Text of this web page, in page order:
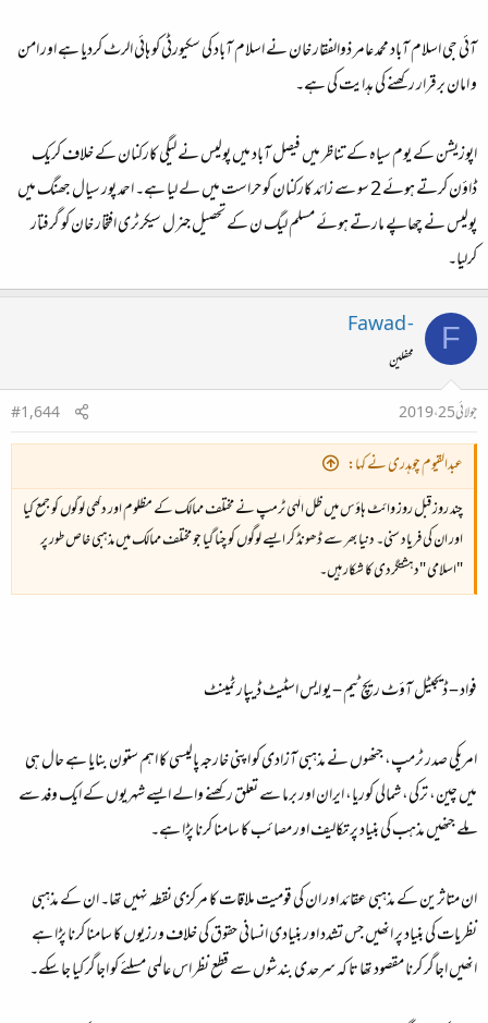
آئی جی اسلام آباد محمد عامر ذوالفقار خان نے اسلام آباد کی سکیورٹی کو ہائی الرٹ کردیا ہے اور امن
و امان برقرار رکھنے کی ہدایت کی ہے۔
اپوزیشن کے یوم سیاہ کے تناظر میں فیصل آباد میں پولیس نے لیگی کارکنان کے خلاف کریک
ڈاؤن کرتے ہوئے 2 سو سے زائد کارکنان کو حراست میں لے لیا ہے۔ احمد پور سیال جھنگ میں
پولیس نے چھاپے مارتے ہوئے مسلم لیگ ن کے تحصیل جنرل سیکرٹری افتخار خان کو گرفتار
کرلیا۔
F
Fawad -
محفلین
جولائی 25، 2019
#1,644
عبدالقیوم چوہدری نے کہا:
چند روز قبل روز وائٹ ہاؤس میں ظل الٰہی ٹرمپ نے مختلف ممالک کے مظلوم اور دکھی لوگوں کو جمع کیا
اور ان کی فریاد سنی۔ دنیا بھر سے ڈھونڈ کر ایسے لوگوں کو چنا گیا جو مختلف ممالک میں مذہبی خاص طور پر
"اسلامی "دہشتگردی کا شکار ہیں۔
فواد – ڈيجيٹل آؤٹ ريچ ٹيم – يو ايس اسٹيٹ ڈيپارٹمينٹ
امريکی صدر ٹرمپ، جنھوں نے مذہبی آزادی کو اپنی خارجہ پاليسی کا اہم ستون بنايا ہے حال ہی
ميں چين، ترکی، شمالی کوريا، ايران اور برما سے تعلق رکھنے والے ايسے شہريوں کے ايک وفد سے
ملے جنھيں مذہب کی بنياد پر تکاليف اور مصائب کا سامنا کرنا پڑا ہے۔
ان متاثرين کے مذہبی عقائد اور ان کی قوميت ملاقات کا مرکزی نقطہ نہيں تھا۔ ان کے مذہبی
نظريات کی بنياد پر انھيں جس تشدد اور بنيادی انسانی حقوق کی خلاف ورزيوں کا سامنا کرنا پڑا ہے
انھيں اجاگر کرنا مقصود تھا تا کہ سرحدی بندشوں سے قطع نظر اس عالمی مسلئے کو اجاگر کيا جا سکے۔